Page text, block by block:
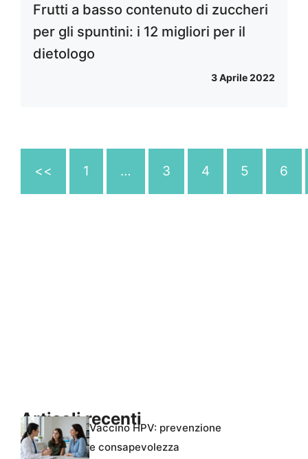
Frutti a basso contenuto di zuccheri
per gli spuntini: i 12 migliori per il
dietologo
3 Aprile 2022
<< 1 … 3 4 5 6
Articoli recentiVaccino HPV: prevenzione
e consapevolezza